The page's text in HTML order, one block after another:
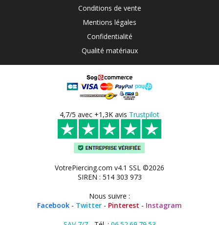
Conditions de vente
Mentions légales
Confidentialité
Qualité matériaux
4,7/5 avec +1,3K avis Trustpilot
VotrePiercing.com v4.1 SSL ©2026
SIREN : 514 303 973
Nous suivre :
Facebook - Twitter - Pinterest - Instagram